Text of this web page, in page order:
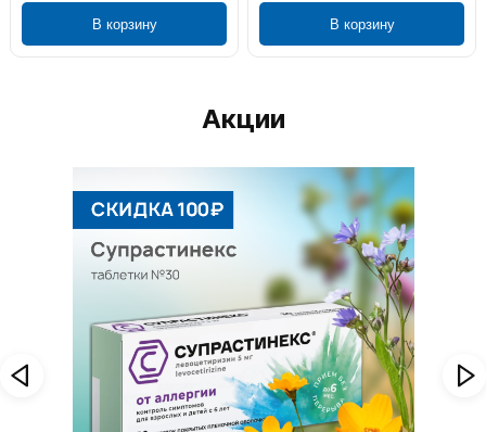
В корзину В корзину
Акции